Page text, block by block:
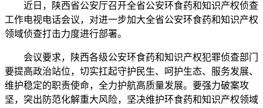
近日，陕西省公安厅召开全省公安环食药和知识产权侦查
工作电视电话会议，对进一步加大全省公安环食药和知识产权
领域侦查打击力度进行部署。
会议要求，陕西各级公安环食药和知识产权犯罪侦查部门
要提高政治站位，切实扛起守护民生、呵护生态、服务发展、
维护稳定的职责使命，全力护航高质量发展。要强力破案攻
坚，突出防范化解重大风险，坚决维护环食药和知识产权领域